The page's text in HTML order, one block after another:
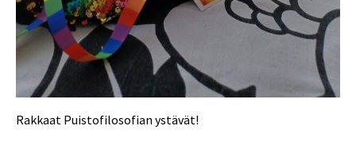
Rakkaat Puistofilosofian ystävät!